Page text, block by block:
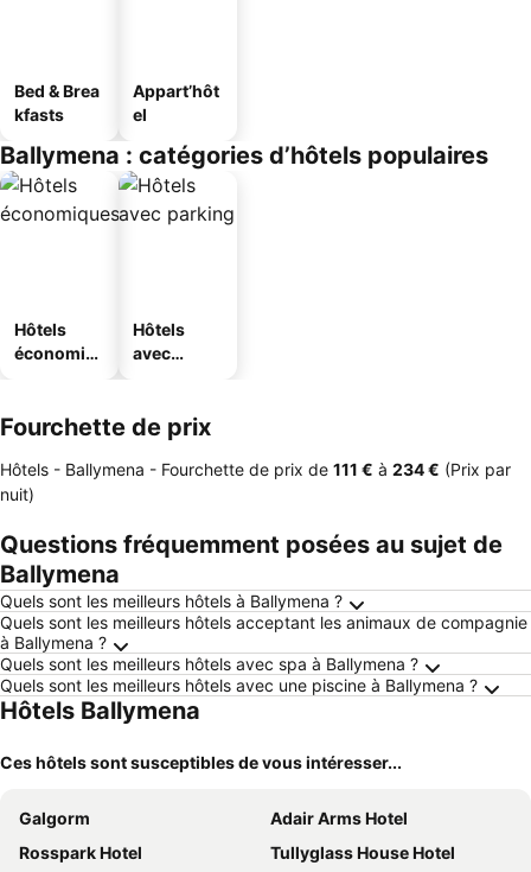
Bed & Brea
kfasts
Appart’hôt
el
Ballymena : catégories d’hôtels populaires
Hôtels
économiq
Hôtels
avec
Fourchette de prix
Hôtels - Ballymena - Fourchette de prix de ‎111 € à ‎234 € (Prix par
nuit)
Questions fréquemment posées au sujet de
Ballymena
Quels sont les meilleurs hôtels à Ballymena ?
Quels sont les meilleurs hôtels acceptant les animaux de compagnie
à Ballymena ?
Quels sont les meilleurs hôtels avec spa à Ballymena ?
Quels sont les meilleurs hôtels avec une piscine à Ballymena ?
Hôtels Ballymena
Ces hôtels sont susceptibles de vous intéresser...
Galgorm
Adair Arms Hotel
Rosspark Hotel
Tullyglass House Hotel